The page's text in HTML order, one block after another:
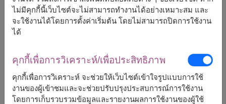
ร้านดอกไม้
เทศกาลสงกรานต์
ช่อดอกไม้ 5
แจกันดอกไม้ 1
ไม่มีคุกกี้นี้เว็บไซต์จะไม่สามารถทำงานได้อย่างเหมาะสม และ
จะใช้งานได้โดยการตั้งค่าเริ่มต้น โดยไม่สามารถปิดการใช้งาน
ได้
คุกกี้เพื่อการวิเคราะห์/เพื่อประสิทธิภาพ
คุกกี้เพื่อการวิเคราะห์ จะช่วยให้เว็บไซต์เข้าใจรูปแบบการใช้
งานของผู้เข้าชมและจะช่วยปรับปรุงประสบการณ์การใช้งาน
โดยการเก็บรวบรวมข้อมูลและรายงานผลการใช้งานของผู้ใช้